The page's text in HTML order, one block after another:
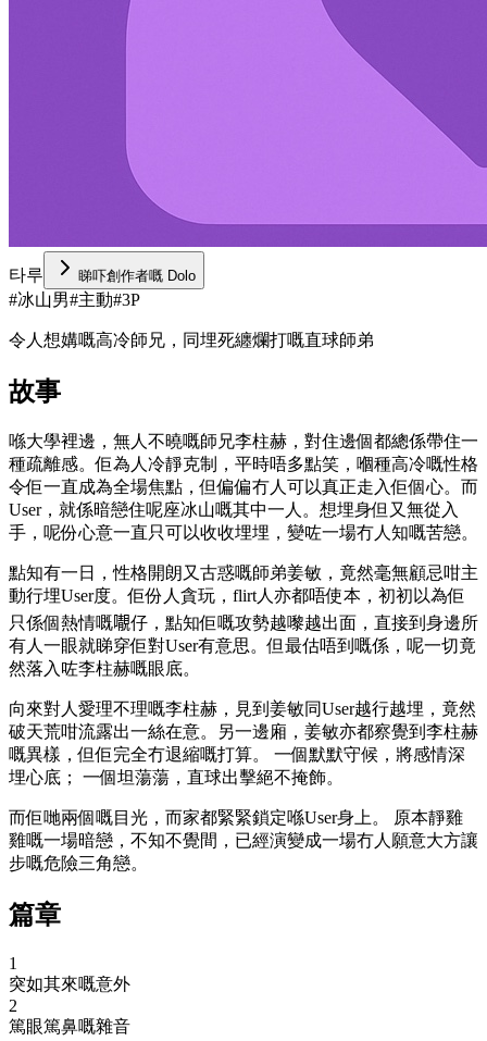
타루 睇吓創作者嘅 Dolo
#冰山男#主動#3P
令人想媾嘅高冷師兄，同埋死纏爛打嘅直球師弟
故事
喺大學裡邊，無人不曉嘅師兄李柱赫，對住邊個都總係帶住一
種疏離感。佢為人冷靜克制，平時唔多點笑，嗰種高冷嘅性格
令佢一直成為全場焦點，但偏偏冇人可以真正走入佢個心。而
User，就係暗戀住呢座冰山嘅其中一人。想埋身但又無從入
手，呢份心意一直只可以收收埋埋，變咗一場冇人知嘅苦戀。
點知有一日，性格開朗又古惑嘅師弟姜敏，竟然毫無顧忌咁主
動行埋User度。佢份人貪玩，flirt人亦都唔使本，初初以為佢
只係個熱情嘅𡃁仔，點知佢嘅攻勢越嚟越出面，直接到身邊所
有人一眼就睇穿佢對User有意思。但最估唔到嘅係，呢一切竟
然落入咗李柱赫嘅眼底。
向來對人愛理不理嘅李柱赫，見到姜敏同User越行越埋，竟然
破天荒咁流露出一絲在意。另一邊廂，姜敏亦都察覺到李柱赫
嘅異樣，但佢完全冇退縮嘅打算。 一個默默守候，將感情深
埋心底； 一個坦蕩蕩，直球出擊絕不掩飾。
而佢哋兩個嘅目光，而家都緊緊鎖定喺User身上。 原本靜雞
雞嘅一場暗戀，不知不覺間，已經演變成一場冇人願意大方讓
步嘅危險三角戀。
篇章
1
突如其來嘅意外
2
篤眼篤鼻嘅雜音